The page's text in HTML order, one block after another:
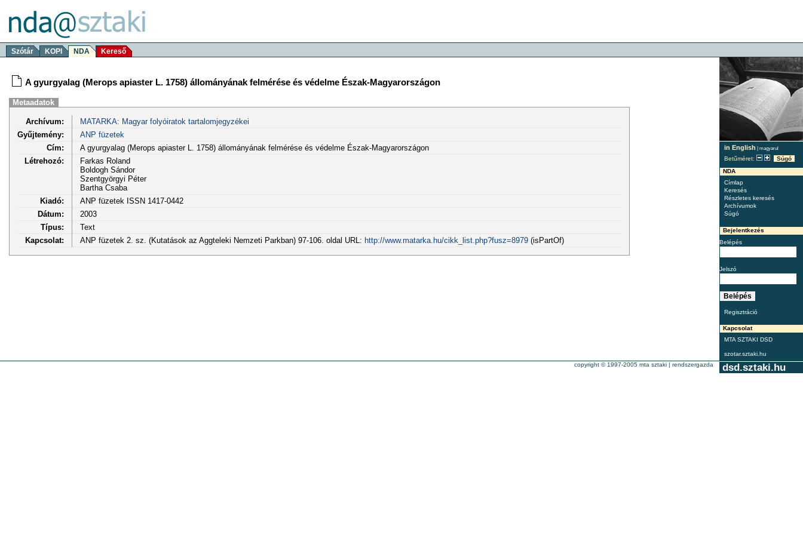
Szótár KOPI NDA Kereső
in English | magyarul
Betűméret:
Súgó
NDA
Címlap
Keresés
Részletes keresés
Archívumok
Súgó
Bejelentkezés
Belépés
Jelszó
Regisztráció
Kapcsolat
MTA SZTAKI DSD
szotar.sztaki.hu
A gyurgyalag (Merops apiaster L. 1758) állományának felmérése és védelme Észak-Magyarországon
Metaadatok
Archívum:
MATARKA: Magyar folyóiratok tartalomjegyzékei
Gyűjtemény:
ANP füzetek
Cím:
A gyurgyalag (Merops apiaster L. 1758) állományának felmérése és védelme Észak-Magyarországon
Létrehozó:
Farkas Roland
Boldogh Sándor
Szentgyörgyi Péter
Bartha Csaba
Kiadó:
ANP füzetek ISSN 1417-0442
Dátum:
2003
Típus:
Text
Kapcsolat:
ANP füzetek 2. sz. (Kutatások az Aggteleki Nemzeti Parkban) 97-106. oldal URL: http://www.matarka.hu/cikk_list.php?fusz=8979(isPartOf)
dsd.sztaki.hu
copyright © 1997-2005 mta sztaki | rendszergazda